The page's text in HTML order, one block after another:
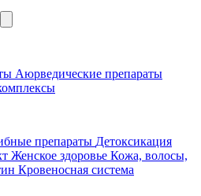
Аюрведические препараты
препараты Детоксикация
Женское здоровье Кожа, волосы,
Кровеносная система